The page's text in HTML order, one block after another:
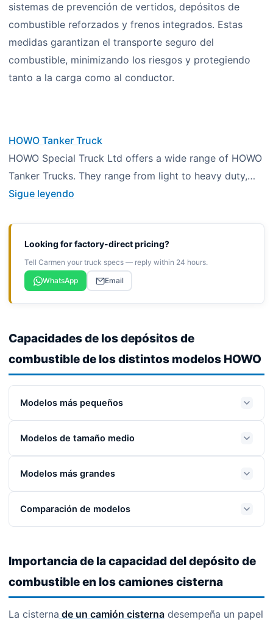
sistemas de prevención de vertidos, depósitos de
combustible reforzados y frenos integrados. Estas
medidas garantizan el transporte seguro del
combustible, minimizando los riesgos y protegiendo
tanto a la carga como al conductor.
HOWO Tanker Truck
HOWO Special Truck Ltd offers a wide range of HOWO
Tanker Trucks. They range from light to heavy duty,…
Sigue leyendo
Looking for factory-direct pricing?
Tell Carmen your truck specs — reply within 24 hours.
WhatsApp
Email
Capacidades de los depósitos de
combustible de los distintos modelos HOWO
Modelos más pequeños
Modelos de tamaño medio
Modelos más grandes
Comparación de modelos
Importancia de la capacidad del depósito de
combustible en los camiones cisterna
La cisterna de un camión cisterna desempeña un papel